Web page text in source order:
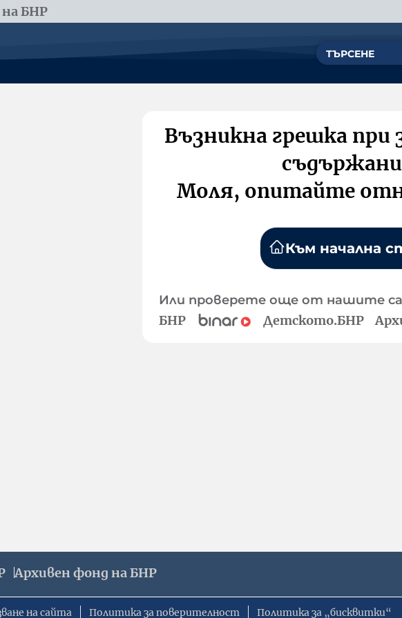
БНР
Възникна грешка при
Моля, опитайте
Към начална
Или проверете още от нашите
БНР Детското.БНР
Архивен фонд на БНР
на сайта Политика за поверителност Политика за „бисквитки“